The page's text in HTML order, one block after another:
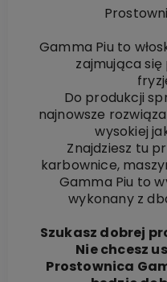
Gamma Piu to
zajmująca
Do produkcji
najnowsze
wysokiej
Znajdziesz tu
karbownice,
Gamma Piu to
wykonany z
Szukasz dobrej
Nie chcesz
Prostownica